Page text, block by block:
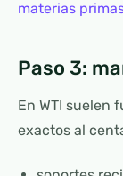
materias
Paso 3:
En WTI suelen
exactos al